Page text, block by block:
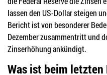
lassen den US-Dollar steigen
Bericht ist von besonderer
Dezember zusammentritt und
Zinserhöhung ankündigt.
Was ist beim letzten